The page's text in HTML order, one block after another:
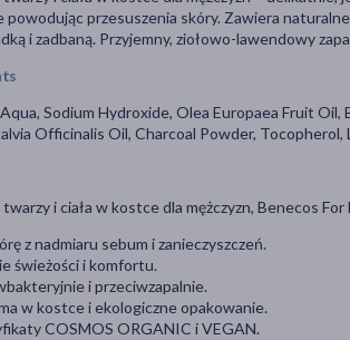
powodując przesuszenia skóry. Zawiera
i zadbaną. Przyjemny, ziołowo-lawendowy
Sodium Hydroxide, Olea Europaea Fruit
Officinalis Oil, Charcoal Powder, Tocopherol,
i ciała w kostce dla mężczyzn, Benecos
z nadmiaru sebum i zanieczyszczeń.
świeżości i komfortu.
i przeciwzapalnie.
w kostce i ekologiczne opakowanie.
COSMOS ORGANIC i VEGAN.